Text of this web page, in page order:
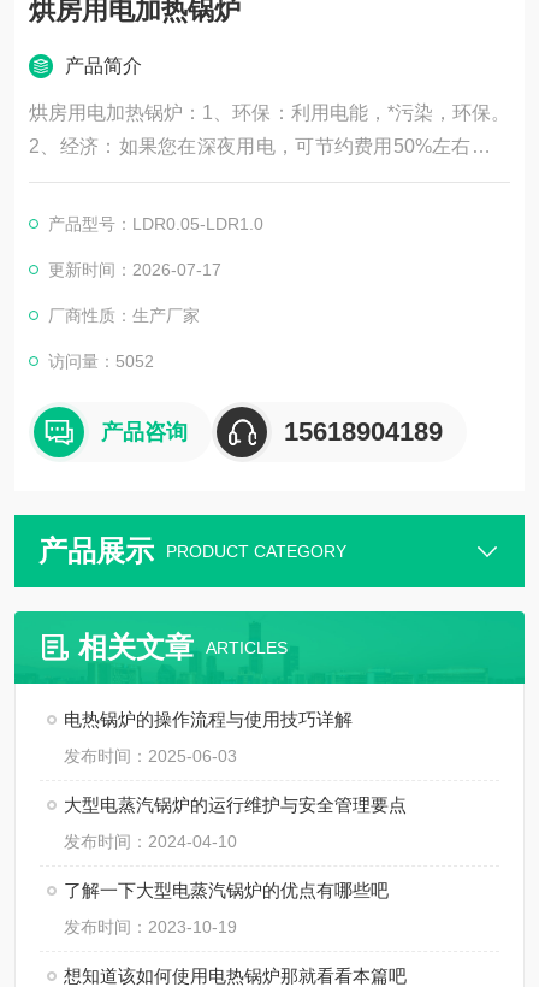
烘房用电加热锅炉
产品简介
烘房用电加热锅炉：1、环保：利用电能，*污染，环保。
2、经济：如果您在深夜用电，可节约费用50%左右，高
效保温材料，热损失极低，热效率98%，节约电费。3、
安全：具有超压保护、漏电保护、水位保护、安全阀等多
少，轻轻一键，即可进入全自动运行状态，使用相当方
便。
产品型号：LDR0.05-LDR1.0
更新时间：2026-07-17
厂商性质：生产厂家
访问量：5052
产品咨询 15618904189
产品展示 PRODUCT CATEGORY
相关文章 ARTICLES
电热锅炉的操作流程与使用技巧详解
发布时间：2025-06-03
大型电蒸汽锅炉的运行维护与安全管理要点
发布时间：2024-04-10
了解一下大型电蒸汽锅炉的优点有哪些吧
发布时间：2023-10-19
想知道该如何使用电热锅炉那就看看本篇吧